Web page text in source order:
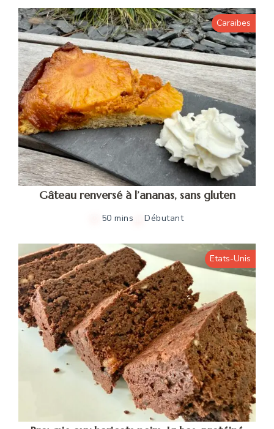
Caraibes
Gâteau renversé à l’ananas, sans gluten
50 mins Débutant
Etats-Unis